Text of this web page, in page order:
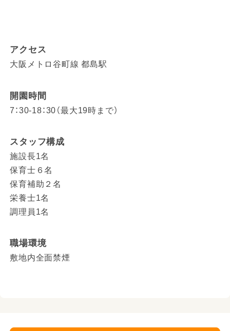
アクセス
大阪メトロ谷町線 都島駅
開園時間
7：30-18：30（最大19時まで）
スタッフ構成
施設長1名
保育士６名
保育補助２名
栄養士1名
調理員1名
職場環境
敷地内全面禁煙